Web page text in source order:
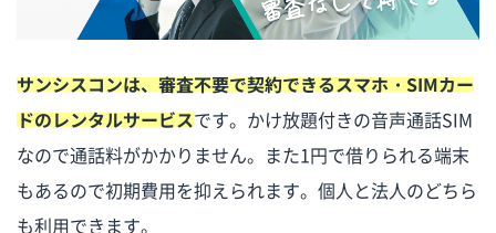
サンシスコンは、審査不要で契約できるスマホ・SIMカー
ドのレンタルサービスです。かけ放題付きの音声通話SIM
なので通話料がかかりません。また1円で借りられる端末
もあるので初期費用を抑えられます。個人と法人のどちら
も利用できます。